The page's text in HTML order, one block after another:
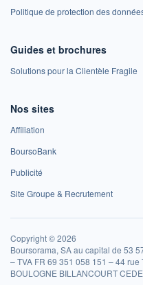
Politique de protection des
Guides et brochures
Solutions pour la Clientèle Fragile
Nos sites
Affiliation
BoursoBank
Publicité
Site Groupe & Recrutement
Copyright © 2026
Boursorama, SA au capital de 53
– TVA FR 69 351 058 151 – 44
BOULOGNE BILLANCOURT